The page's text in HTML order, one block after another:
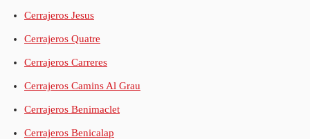
Cerrajeros Jesus
Cerrajeros Quatre
Cerrajeros Carreres
Cerrajeros Camins Al Grau
Cerrajeros Benimaclet
Cerrajeros Benicalap